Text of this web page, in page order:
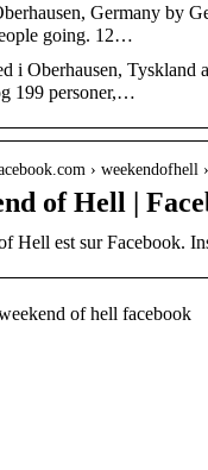
Germany by
going. 12…
i Oberhausen, Tyskland
199 personer,…
› weekendofhell
of Hell |
Hell est sur Facebook.
of hell facebook